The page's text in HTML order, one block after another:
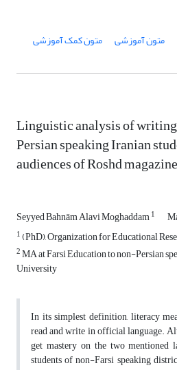
متون آموزشی متون کمک آموزشی
Linguistic analysis of
Persian speaking Iranian
audiences of Roshd
Seyyed Bahnām Alavi Moghaddam1
1(PhD), Organization for Educational
2MA at Farsi Education to non-Persian
University
In its simplest definition, literacy
read and write in official language.
get mastery on the two mentioned
students of non-Farsi speaking